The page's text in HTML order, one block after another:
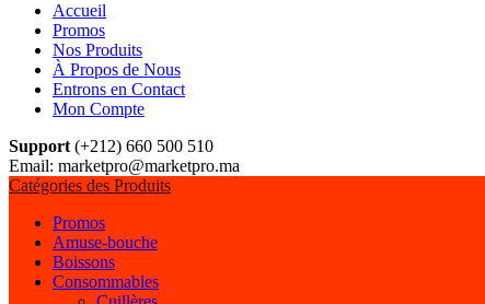
Accueil
Promos
Nos Produits
À Propos de Nous
Entrons en Contact
Mon Compte
Support (+212) 660 500 510
Email: marketpro@marketpro.ma
Catégories des Produits
Promos
Amuse-bouche
Boissons
Consommables